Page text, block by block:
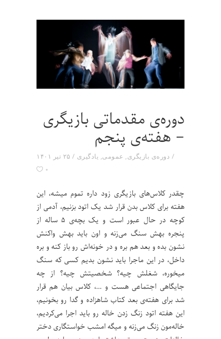
دوره‌ی مقدماتی بازیگری
– هفته‌ی پنجم
۲۵ تیر ۱۴۰۱ دوره‌ی بازیگری, عمومی, یادگیری
۰
چقدر کلاس‌های بازیگری زود داره تموم میشه، این
هفته برای کلاس بدن قرار شد یک اتود بزنیم، آدمی از
کوچه در حال عبور است و یک بچه‌ی ۵ ساله از
پنجره بهش سنگ می‌زنه و اون باید بهش واکنش
نشون بده و بعد هم بره و در خونه‌اش رو باز کنه و بره
داخل، در این ماجرا باید نشون بدیم کسی که سنگ
میخوره، شغلش چیه؟ شخصیتش چیه؟ از چه
جایگاهی اجتماعی هست و …، کلاس بیان هم قرار
شد برای هفته‌ی بعد کتاب شاهزاده و گدا رو بخونیم،
این هفته اتود زنگ زدن خاله رو باید اجرا می‌کردیم،
خاله‌مون زنگ می‌زنه و میگه امشب خواستگاری دختر